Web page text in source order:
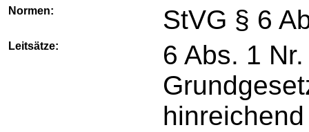
Normen: StVG § 6
Leitsätze:
6 Abs. 1